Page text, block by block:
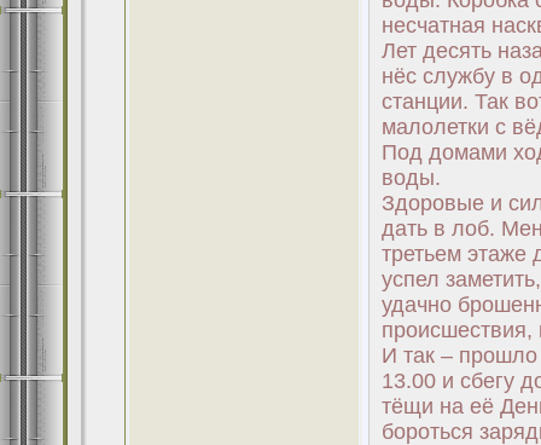
несчатная
Лет десять
нёс службу в
станции. Так
малолетки с
Под домами
воды.
Здоровые и
дать в лоб.
третьем этаже
успел
удачно
происшествия,
И так –
13.00 и сбегу
тёщи на её
бороться